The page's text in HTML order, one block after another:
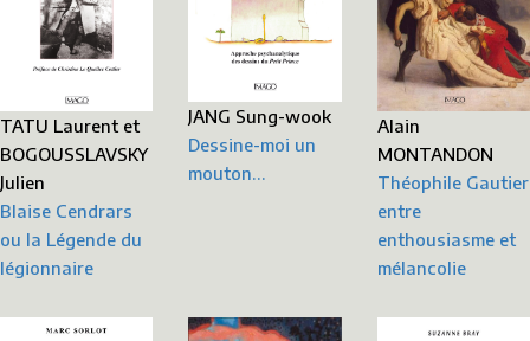
TATU Laurent et
BOGOUSSLAVSKY
Julien
Blaise Cendrars
ou la Légende du
légionnaire
JANG Sung-wook
Dessine-moi un
mouton…
Alain
MONTANDON
Théophile Gautier
entre
enthousiasme et
mélancolie